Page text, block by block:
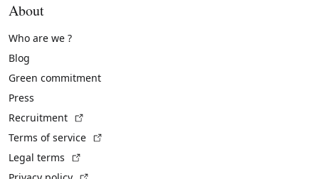
About
Who are we ?
Blog
Green commitment
Press
Recruitment
Terms of service
Legal terms